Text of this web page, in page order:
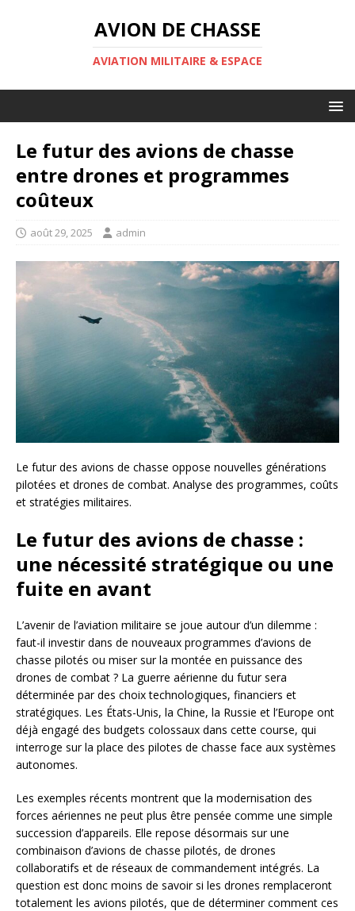
AVION DE CHASSE
AVIATION MILITAIRE & ESPACE
Le futur des avions de chasse
entre drones et programmes
coûteux
août 29, 2025 admin
Le futur des avions de chasse oppose nouvelles générations
pilotées et drones de combat. Analyse des programmes, coûts
et stratégies militaires.
Le futur des avions de chasse :
une nécessité stratégique ou une
fuite en avant
L’avenir de l’aviation militaire se joue autour d’un dilemme :
faut-il investir dans de nouveaux programmes d’avions de
chasse pilotés ou miser sur la montée en puissance des
drones de combat ? La guerre aérienne du futur sera
déterminée par des choix technologiques, financiers et
stratégiques. Les États-Unis, la Chine, la Russie et l’Europe ont
déjà engagé des budgets colossaux dans cette course, qui
interroge sur la place des pilotes de chasse face aux systèmes
autonomes.
Les exemples récents montrent que la modernisation des
forces aériennes ne peut plus être pensée comme une simple
succession d’appareils. Elle repose désormais sur une
combinaison d’avions de chasse pilotés, de drones
collaboratifs et de réseaux de commandement intégrés. La
question est donc moins de savoir si les drones remplaceront
totalement les avions pilotés, que de déterminer comment ces